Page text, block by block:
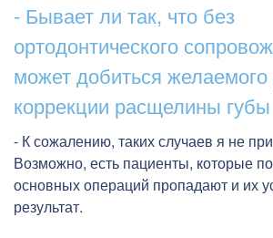
- Бывает ли так, что без
ортодонтического
может добиться желаемого
коррекции расщелины
- К сожалению, таких случаев я не
Возможно, есть пациенты, которые
основных операций пропадают и их
результат.